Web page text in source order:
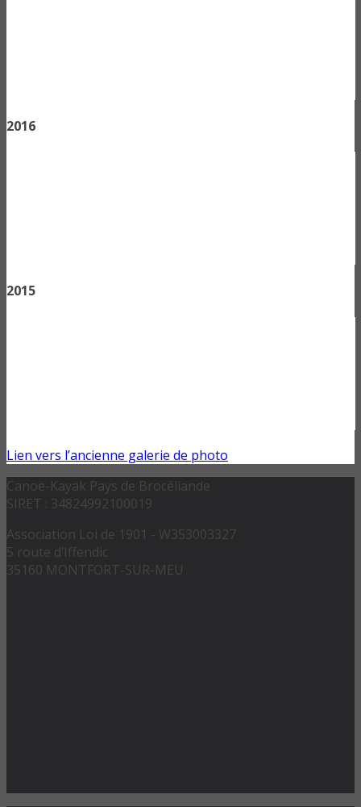
2016
2015
Lien vers l’ancienne galerie de photo
Canoë-Kayak Pays de Brocéliande
SIRET : 34824992100019
Association Loi de 1901 - W353003327
5 route d’Iffendic
35160 MONTFORT-SUR-MEU